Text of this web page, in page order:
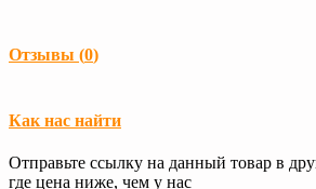
Отзывы (0)
Как нас найти
Отправьте ссылку на данный товар в
где цена ниже, чем у нас